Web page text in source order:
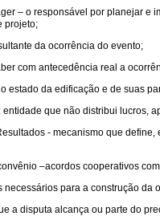
– o responsável por planejar
projeto;
da ocorrência do evento;
com antecedência real a
estado da edificação e de suas
entidade que não distribui lucros,
- mecanismo que
–acordos cooperativos
necessários para a construção
a disputa alcança ou parte do